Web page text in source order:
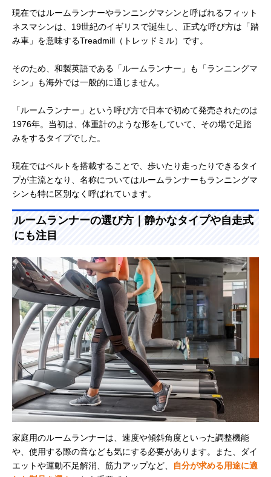
現在ではルームランナーやランニングマシンと呼ばれるフィット
ネスマシンは、19世紀のイギリスで誕生し、正式な呼び方は「踏
み車」を意味するTreadmill（トレッドミル）です。
そのため、和製英語である「ルームランナー」も「ランニングマ
シン」も海外では一般的に通じません。
「ルームランナー」という呼び方で日本で初めて発売されたのは
1976年。当初は、体重計のような形をしていて、その場で足踏
みをするタイプでした。
現在ではベルトを搭載することで、歩いたり走ったりできるタイ
プが主流となり、名称についてはルームランナーもランニングマ
シンも特に区別なく呼ばれています。
ルームランナーの選び方｜静かなタイプや自走式
にも注目
家庭用のルームランナーは、速度や傾斜角度といった調整機能
や、使用する際の音なども気にする必要があります。また、ダイ
エットや運動不足解消、筋力アップなど、
自分が求める用途に適